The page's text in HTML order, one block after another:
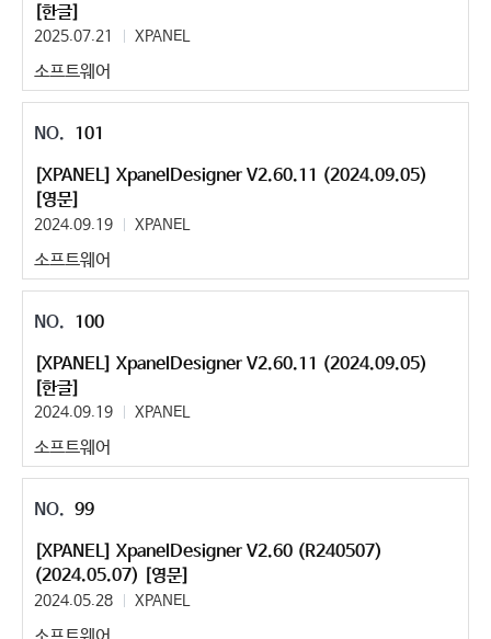
[한글]
2025.07.21 XPANEL
소프트웨어
101
[XPANEL] XpanelDesigner V2.60.11 (2024.09.05)
[영문]
2024.09.19 XPANEL
소프트웨어
100
[XPANEL] XpanelDesigner V2.60.11 (2024.09.05)
[한글]
2024.09.19 XPANEL
소프트웨어
99
[XPANEL] XpanelDesigner V2.60 (R240507)
(2024.05.07) [영문]
2024.05.28 XPANEL